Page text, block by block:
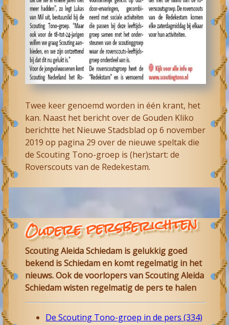
Twee keer genoemd worden in één krant, het
kan. Naast het bericht over de Gouden Kliko
berichtte het Nieuwe Stadsblad op 6 november
2019 op pagina 29 over de nieuwe speltak die
de Scouting Tono-groep is (her)start: de
Roverscouts van de Redekestam.
Oudere persberichten
Scouting Aleida Schiedam is gelukkig goed
bekend is Schiedam en komt regelmatig in het
nieuws. Ook de voorlopers van Scouting Aleida
Schiedam wisten regelmatig de pers te halen
De Scouting Tono-groep in de pers (334)